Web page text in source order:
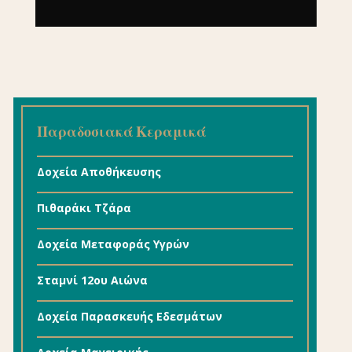
Παραδοσιακά Κεραμικά
Δοχεία Αποθήκευσης
Πιθαράκι Τζάρα
Δοχεία Μεταφοράς Υγρών
Σταμνί 12ου Αιώνα
Δοχεία Παρασκευής Εδεσμάτων